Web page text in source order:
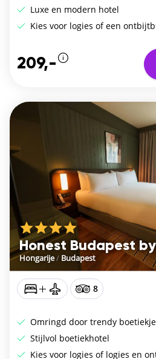
Luxe en modern hotel
Kies voor logies of een
209,-
Honest Budapest
Hongarije/ Budapest
8
Omringd door trendy
Stijlvol boetiekhotel
Kies voor logies of logies en